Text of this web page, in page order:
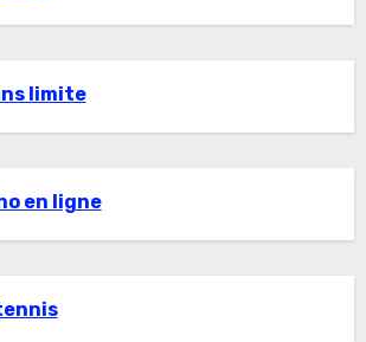
limite
en ligne